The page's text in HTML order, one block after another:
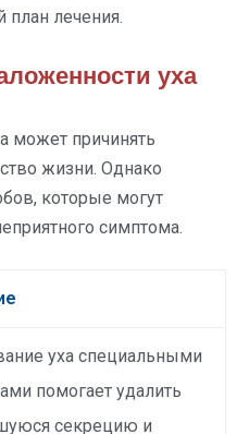
план лечения.
уха
может причинять
жизни. Однако
которые могут
симптома.
уха специальными
помогает удалить
секрецию и